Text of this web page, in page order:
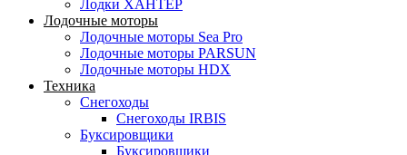
Лодки ХАНТЕР
Лодочные моторы
Лодочные моторы Sea Pro
Лодочные моторы PARSUN
Лодочные моторы HDX
Техника
Снегоходы
Снегоходы IRBIS
Буксировщики
Буксировщики